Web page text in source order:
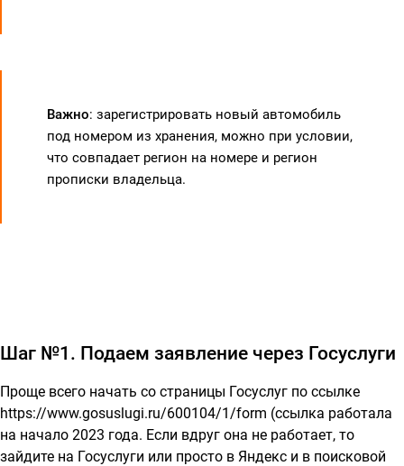
Важно: зарегистрировать новый автомобиль
под номером из хранения, можно при условии,
что совпадает регион на номере и регион
прописки владельца.
Шаг №1. Подаем заявление через Госуслуги
Проще всего начать со страницы Госуслуг по ссылке
https://www.gosuslugi.ru/600104/1/form (ссылка работала
на начало 2023 года. Если вдруг она не работает, то
зайдите на Госуслуги или просто в Яндекс и в поисковой